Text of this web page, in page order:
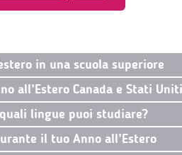
in una scuola superiore
all’Estero Canada e Stati Uniti
lingue puoi studiare?
il tuo Anno all’Estero